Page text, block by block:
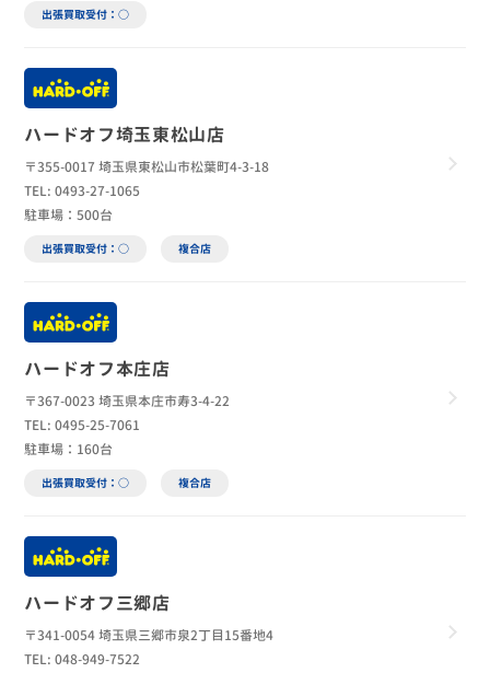
出張買取受付：○
ハードオフ埼玉東松山店
〒355-0017 埼玉県東松山市松葉町4-3-18
TEL: 0493-27-1065
駐車場：500台
出張買取受付：○ 複合店
ハードオフ本庄店
〒367-0023 埼玉県本庄市寿3-4-22
TEL: 0495-25-7061
駐車場：160台
出張買取受付：○ 複合店
ハードオフ三郷店
〒341-0054 埼玉県三郷市泉2丁目15番地4
TEL: 048-949-7522